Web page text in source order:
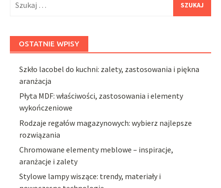
OSTATNIE WPISY
Szkło lacobel do kuchni: zalety, zastosowania i piękna
aranżacja
Płyta MDF: właściwości, zastosowania i elementy
wykończeniowe
Rodzaje regałów magazynowych: wybierz najlepsze
rozwiązania
Chromowane elementy meblowe – inspiracje,
aranżacje i zalety
Stylowe lampy wiszące: trendy, materiały i